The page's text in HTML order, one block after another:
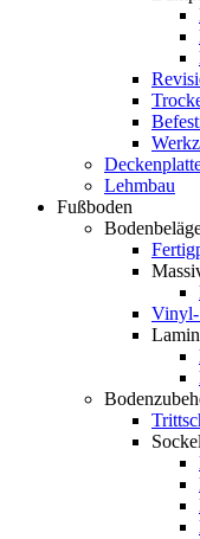
Lehmbau
Fußboden
Vinyl-